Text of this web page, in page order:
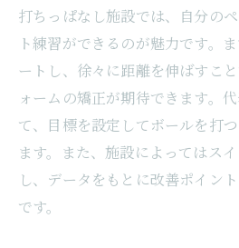
打ちっぱなし施設では、自分の
ト練習ができるのが魅力です。
ートし、徐々に距離を伸ばすこ
ォームの矯正が期待できます。
て、目標を設定してボールを打
ます。また、施設によってはス
し、データをもとに改善ポイン
です。